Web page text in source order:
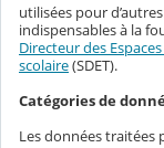
utilisées pour
indispensables à la
Directeur des
scolaire(SDET).
Catégories de
Les données traitées